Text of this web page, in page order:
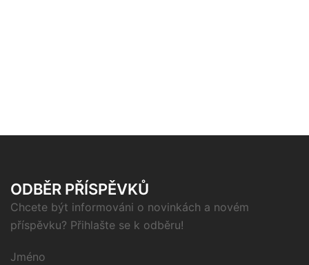
ODBĚR PŘÍSPĚVKŮ
Chcete být informováni o novinkách a novém
příspěvku? Přihlašte se k odběru!
Jméno